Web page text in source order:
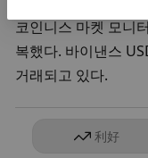
코인니스 마켓 모니
복했다. 바이낸스
거래되고 있다.
利好